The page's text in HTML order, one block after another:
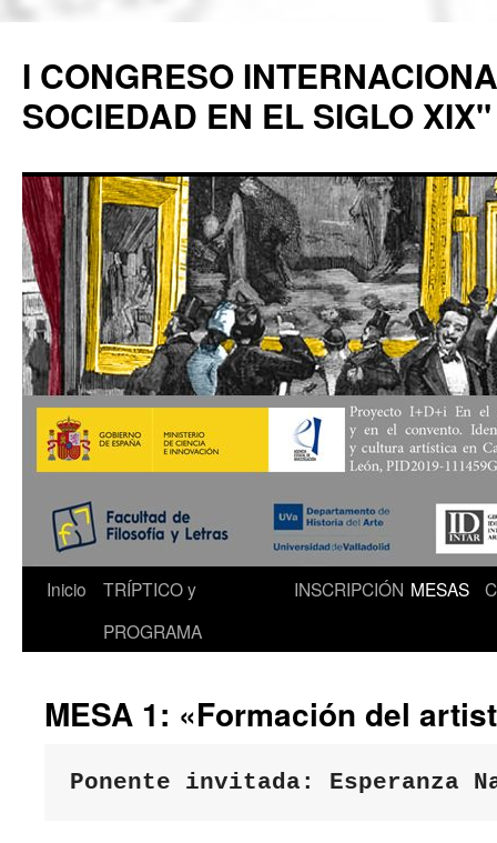
contenido
I CONGRESO
SOCIEDAD EN EL SIGLO XIX"
Inicio
TRÍPTICO y
PROGRAMA
INSCRIPCIÓN MESAS
MESA 1: «Formación del
Ponente invitada: Esperanza